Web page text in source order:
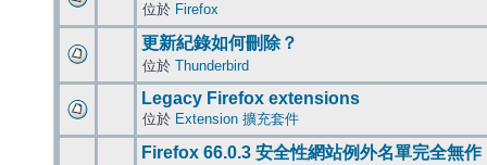
位於 Firefox
更新紀錄如何刪除？
位於 Thunderbird
Legacy Firefox extensions
位於 Extension 擴充套件
Firefox 66.0.3 安全性網站例外名單完全無作